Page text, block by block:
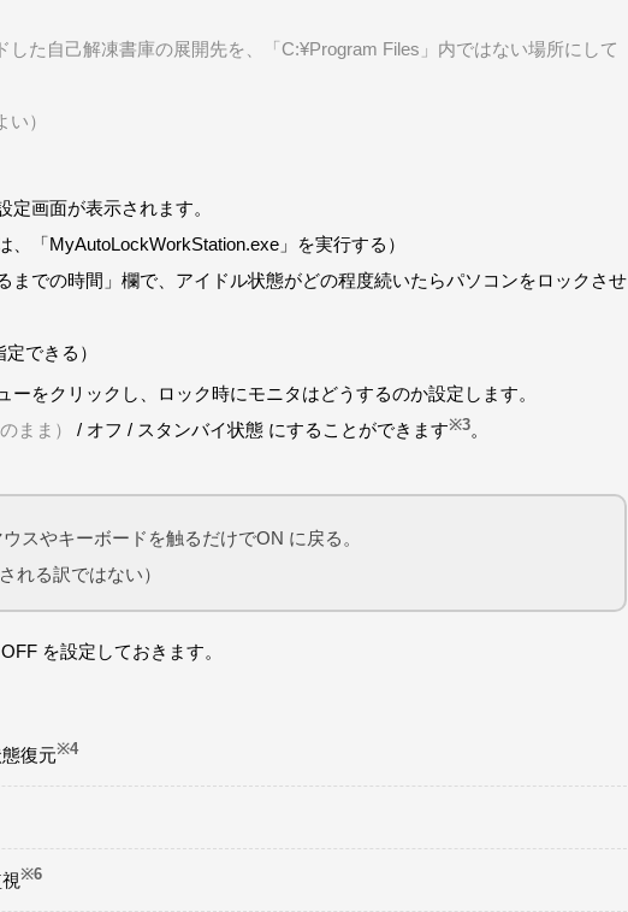
した自己解凍書庫の展開先を、「C:¥Program Files」内ではない場所にして
）
定画面が表示されます。
、「MyAutoLockWorkStation.exe」を実行する）
までの時間」欄で、アイドル状態がどの程度続いたらパソコンをロックさせ
できる）
ーをクリックし、ロック時にモニタはどうするのか設定します。
のまま） / オフ / スタンバイ状態 にすることができます※3。
スやキーボードを触るだけでON に戻る。
れる訳ではない）
を設定しておきます。
復元※4
※6